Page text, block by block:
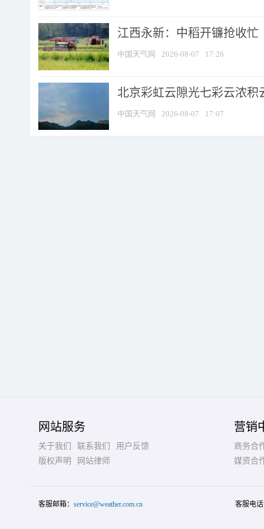
江西永新：中稻开镰抢收忙
中国天气网 2026-08-07 17:26
北京彩虹云隙光七彩云浓积
中国天气网 2026-08-07 17:07
网站服务
关于我们 联系我们
用户反馈
版权声明
网站律师
营销
商务合
媒资合
客服邮箱： service@weather.com.cn 客服电